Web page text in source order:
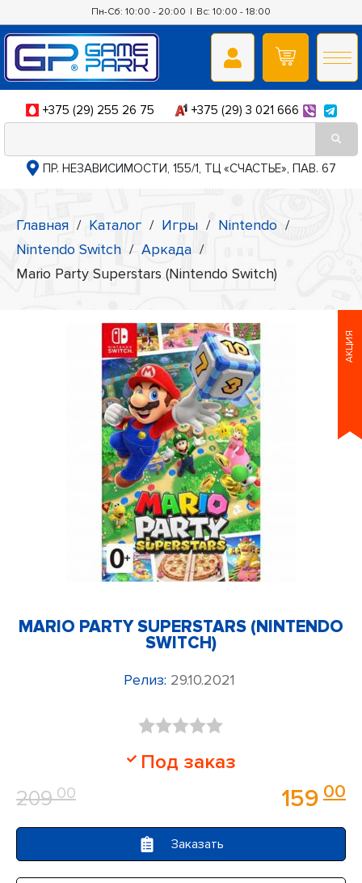
Пн-Сб: 10:00 - 20:00 | Вс: 10:00 - 18:00
+375 (29) 255 26 75 +375 (29) 3 021 666
ПР. НЕЗАВИСИМОСТИ, 155/1, ТЦ «СЧАСТЬЕ», ПАВ. 67
Главная / Каталог / Игры / Nintendo /
Nintendo Switch / Аркада /
Mario Party Superstars (Nintendo Switch)
АКЦИЯ
MARIO PARTY SUPERSTARS (NINTENDO
SWITCH)
Релиз: 29.10.2021
5
Под заказ
209 00 159 00
Заказать